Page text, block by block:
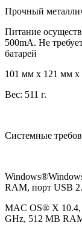
Прочный
Питание
500mA. Не
батарей
101 мм x 121 мм
Вес: 511 г.
Системные
RAM, порт USB
MAC OS® X
GHz, 512 MB